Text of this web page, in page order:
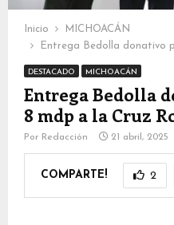
Inicio
MICHOACÁN
Entrega Bedolla donativo
DESTACADO MICHOACÁN
Entrega Bedolla
8 mdp a la Cruz
Por Redacción 21 abril, 2025
COMPARTE! 2